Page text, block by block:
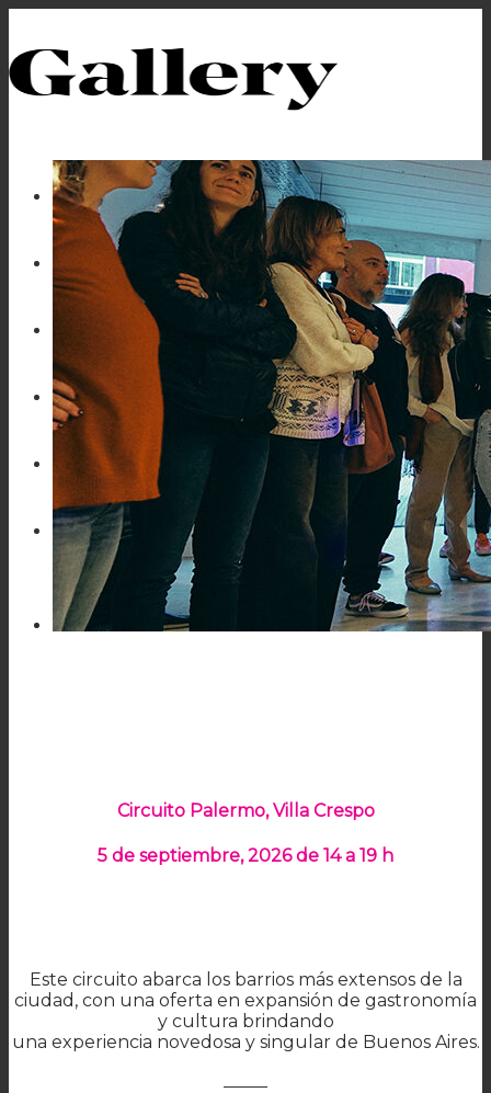
Información
Circuito Palermo, Villa Crespo
Circuito La Boca y San Telmo
Circuito Recoleta, Retiro, Microcentro
Fotos
Menú Menú
Circuito Palermo, Villa Crespo
5 de septiembre, 2026 de 14 a 19 h
Este circuito abarca los barrios más extensos de la
ciudad, con una oferta en expansión de gastronomía
y cultura brindando
una experiencia novedosa y singular de Buenos Aires.